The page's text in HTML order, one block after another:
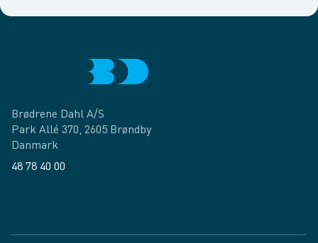
Brødrene Dahl A/S
Park Allé 370, 2605 Brøndby
Danmark
48 78 40 00